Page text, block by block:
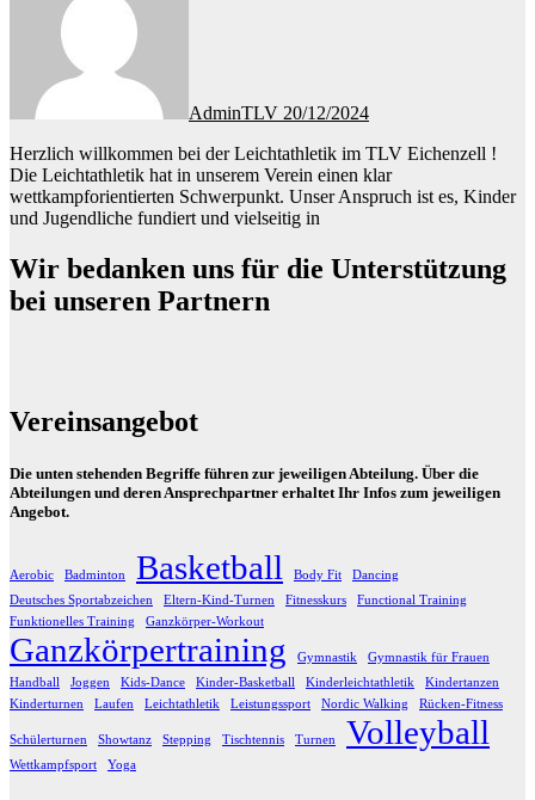
AdminTLV 20/12/2024
Herzlich willkommen bei der Leichtathletik im TLV Eichenzell !
Die Leichtathletik hat in unserem Verein einen klar
wettkampforientierten Schwerpunkt. Unser Anspruch ist es, Kinder
und Jugendliche fundiert und vielseitig in
Wir bedanken uns für die Unterstützung
bei unseren Partnern
Vereinsangebot
Die unten stehenden Begriffe führen zur jeweiligen Abteilung. Über die
Abteilungen und deren Ansprechpartner erhaltet Ihr Infos zum jeweiligen
Angebot.
Aerobic Badminton Basketball Body Fit
Dancing
Deutsches Sportabzeichen
Eltern-Kind-Turnen Fitnesskurs
Functional Training
Funktionelles Training
Ganzkörper-Workout
Ganzkörpertraining Gymnastik
Gymnastik für Frauen
Handball
Joggen Kids-Dance Kinder-Basketball Kinderleichtathletik
Kindertanzen
Kinderturnen
Laufen Leichtathletik Leistungssport Nordic Walking Rücken-Fitness
Schülerturnen Showtanz Stepping Tischtennis Turnen Volleyball
Wettkampfsport Yoga